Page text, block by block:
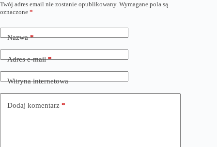
Twój adres email nie zostanie opublikowany. Wymagane pola są
oznaczone *
Nazwa*
Adres e-mail*
Witryna internetowa
Dodaj komentarz *